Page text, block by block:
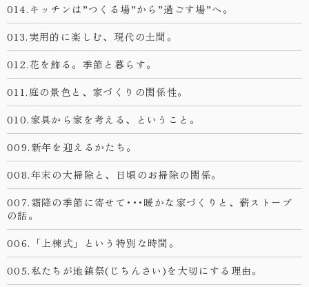
014.キッチンは”つくる場”から”過ごす場”へ。
013.実用的に楽しむ、現代の土間。
012.花を飾る。季節と暮らす。
011.庭の景色と、家づくりの関係性。
010.家具から家を考える、ということ。
009.新年を迎えるかたち。
008.年末の大掃除と、日頃のお掃除の関係。
007.霜降の季節に寄せて･･･暖かな家づくりと、薪ストーブ
の話。
006.「上棟式」という特別な時間。
005.私たちが地鎮祭(じちんさい)を大切にする理由。